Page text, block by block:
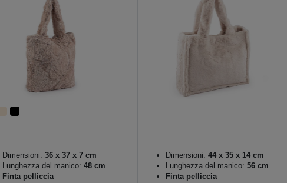
Dimensioni: 36 x 37 x 7 cm
Lunghezza del manico: 48 cm
Finta pelliccia
Dimensioni: 44 x 35 x 14 cm
Lunghezza del manico: 56 cm
Finta pelliccia